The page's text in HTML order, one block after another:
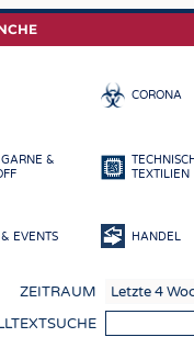
TEXTILE
CORONA
&
TEXTILIEN
EVENTS HANDEL
ZEITRAUM